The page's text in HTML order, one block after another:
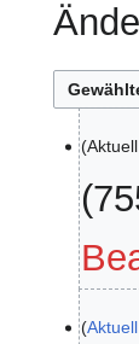
Juni
2025
Aktuell
Aktuell